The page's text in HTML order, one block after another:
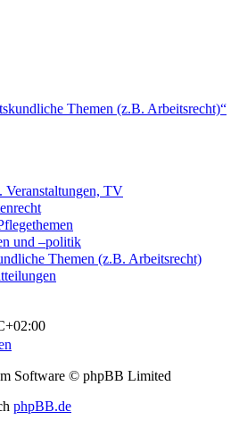
Themen (z.B. Arbeitsrecht)“
TV
und –politik
Themen (z.B. Arbeitsrecht)
Software © phpBB Limited
phpBB.de